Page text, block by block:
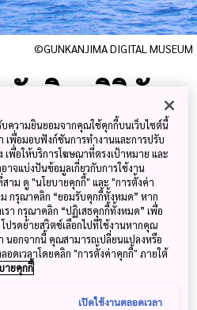
©GUNKANJIMA DIGITAL MUSEUM
นจิมะดิจิทัล
โลก เกาะฮาชิมะ
เปิดมุมมองโซน
ร์ (VR) พร้อมชม
การปฏิวัติ
ปุ่น
ความยินยอมจากคุณใช้คุกกี้บนเว็บไซต์นี้
เพื่อมอบฟังก์ชันการทำงานและการปรับ
พื่อให้บริการโฆษณาที่ตรงเป้าหมาย และ
าจแบ่งปันข้อมูลเกี่ยวกับการใช้งาน
าม ดู "นโยบายคุกกี้" และ "การตั้งค่า
กรุณาคลิก “ยอมรับคุกกี้ทั้งหมด” หาก
า กรุณาคลิก “ปฏิเสธคุกกี้ทั้งหมด” เพื่อ
ปรดย้ายสวิตช์เลือกไปที่ใช้งานหากคุณ
นอกจากนี้ คุณสามารถเปลี่ยนแปลงหรือ
ดเวลาโดยคลิก "การตั้งค่าคุกกี้" ภายใต้
ายคุกกี้
เปิดใช้งานตลอดเวลา